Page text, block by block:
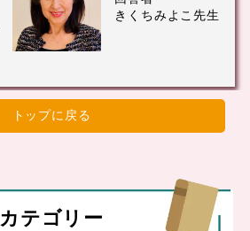
きくちみよこ先生
トップに戻る
カテゴリー